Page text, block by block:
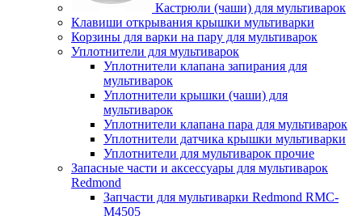
Кастрюли (чаши) для мультиварок
Клавиши открывания крышки мультиварки
Корзины для варки на пару для мультиварок
Уплотнители для мультиварок
Уплотнители клапана запирания для
мультиварок
Уплотнители крышки (чаши) для
мультиварок
Уплотнители клапана пара для мультиварок
Уплотнители датчика крышки мультиварки
Уплотнители для мультиварок прочие
Запасные части и аксессуары для мультиварок
Redmond
Запчасти для мультиварки Redmond RMC-
M4505